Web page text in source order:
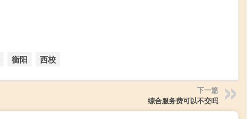
衡阳 西校
下一篇
综合服务费可以不交吗